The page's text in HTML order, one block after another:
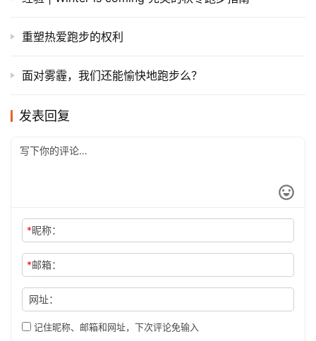
重塑热爱跑步的权利
​面对雾霾，我们还能愉快地跑步么？
发表回复
*昵称：
*邮箱：
网址：
记住昵称、邮箱和网址，下次评论免输入